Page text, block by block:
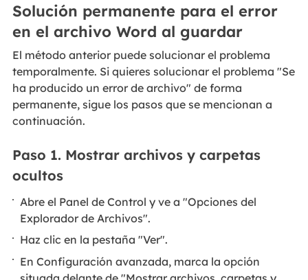
Solución permanente para el error
en el archivo Word al guardar
El método anterior puede solucionar el problema
temporalmente. Si quieres solucionar el problema "Se
ha producido un error de archivo" de forma
permanente, sigue los pasos que se mencionan a
continuación.
Paso 1. Mostrar archivos y carpetas
ocultos
Abre el Panel de Control y ve a "Opciones del
Explorador de Archivos".
Haz clic en la pestaña "Ver".
En Configuración avanzada, marca la opción